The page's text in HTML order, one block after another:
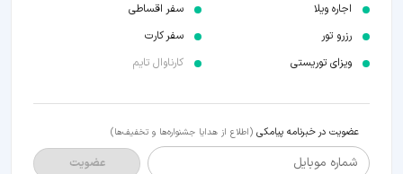
اجاره ویلا
رزرو تور
ویزای توریستی
سفر اقساطی
سفر کارت
کارناوال تایم
عضویت در خبرنامه پیامکی (اطلاع از هدایا جشنواره‌ها و تخفیف‌ها)
شماره موبایل عضویت